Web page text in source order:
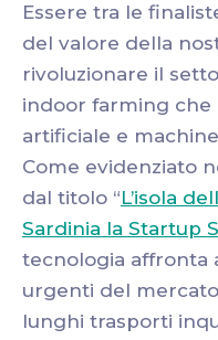
Essere tra le
del valore della
rivoluzionare il
indoor farming che
artificiale e
Come evidenziato
dal titolo “L’isola
Sardinia la Startup
tecnologia affronta
urgenti del
lunghi trasporti